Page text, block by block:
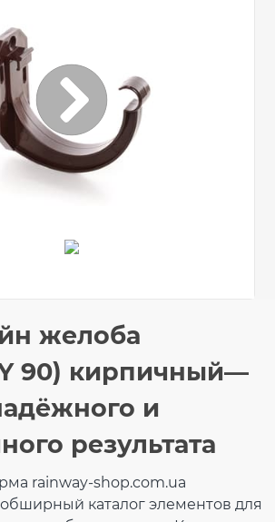
90/75 мм
ПВХ (PVC-U)
118 мм
0,054 кг
50×118×108 мм
в
100 шт
свой отзыв
желоба
90) кирпичный—
и
результата
rainway-shop.com.ua
каталог элементов для